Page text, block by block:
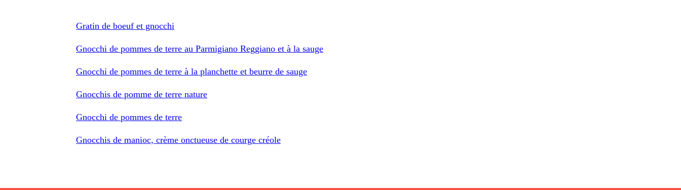
Gratin de boeuf et gnocchi
Gnocchi de pommes de terre au Parmigiano Reggiano et à la sauge
Gnocchi de pommes de terre à la planchette et beurre de sauge
Gnocchis de pomme de terre nature
Gnocchi de pommes de terre
Gnocchis de manioc, crème onctueuse de courge créole